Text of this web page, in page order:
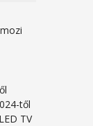
től
TV